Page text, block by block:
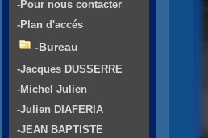
-Pour nous contacter
-Plan d'accés
-Bureau
-Jacques DUSSERRE
-Michel Julien
-Julien DIAFERIA
-JEAN BAPTISTE